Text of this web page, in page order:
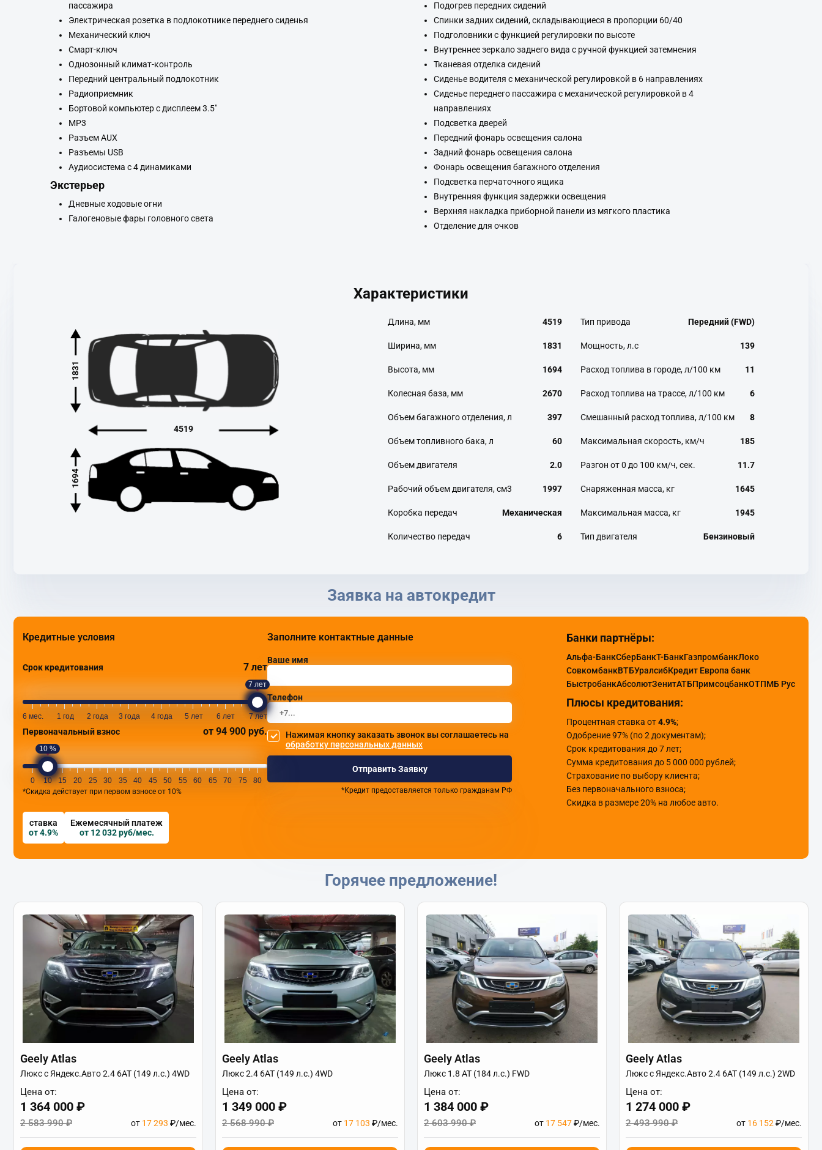
пассажира
Электрическая розетка в подлокотнике переднего сиденья
Механический ключ
Смарт-ключ
Однозонный климат-контроль
Передний центральный подлокотник
Радиоприемник
Бортовой компьютер с дисплеем 3.5"
MP3
Разъем AUX
Разъемы USB
Аудиосистема с 4 динамиками
Экстерьер
Дневные ходовые огни
Галогеновые фары головного света
Подогрев передних сидений
Спинки задних сидений, складывающиеся в пропорции 60/40
Подголовники с функцией регулировки по высоте
Внутреннее зеркало заднего вида с ручной функцией затемнения
Тканевая отделка сидений
Сиденье водителя с механической регулировкой в 6 направлениях
Сиденье переднего пассажира с механической регулировкой в 4
направлениях
Подсветка дверей
Передний фонарь освещения салона
Задний фонарь освещения салона
Фонарь освещения багажного отделения
Подсветка перчаточного ящика
Внутренняя функция задержки освещения
Верхняя накладка приборной панели из мягкого пластика
Отделение для очков
Характеристики
4519
1831
1694
Длина, мм
Ширина, мм
Высота, мм
Колесная база, мм
Объем багажного отделения, л
Объем топливного бака, л
Объем двигателя
Рабочий объем двигателя, см3
Коробка передач
Количество передач
4519
1831
1694
2670
397
60
2.0
1997
Механическая
6
Тип привода
Мощность, л.с
Расход топлива в городе, л/100 км
Расход топлива на трассе, л/100 км
Смешанный расход топлива, л/100 км
Максимальная скорость, км/ч
Разгон от 0 до 100 км/ч, сек.
Снаряженная масса, кг
Максимальная масса, кг
Тип двигателя
Передний (FWD)
139
11
6
8
185
11.7
1645
1945
Бензиновый
Заявка на автокредит
Кредитные условия
Срок кредитования 7 лет
7 лет
6 мес. 1 год 2 года 3 года 4 года 5 лет 6 лет 7 лет
Первоначальный взнос от 94 900 руб.
10 %
0 10 15 20 25 30 35 40 45 50 55 60 65 70 75
80
*Скидка действует при первом взносе от 10%
ставка
от 4.9%
Ежемесячный платеж
от 12 032 руб/мес.
Заполните контактные данные
Ваше имя
Телефон
Нажимая кнопку заказать звонок вы соглашаетесь на
обработку персональных данных
Отправить Заявку
*Кредит предоставляется только гражданам РФ
Банки партнёры:
Альфа-БанкСберБанкТ-БанкГазпромбанкЛоко
СовкомбанкВТБУралсибКредит Европа банк
БыстробанкАбсолютЗенитАТБПримсоцбанкОТПМБ Рус
Плюсы кредитования:
Процентная ставка от4.9%;
Одобрение 97% (по 2 документам);
Срок кредитования до 7 лет;
Сумма кредитования до 5 000 000 рублей;
Страхование по выбору клиента;
Без первоначального взноса;
Скидка в размере 20% на любое авто.
Горячее предложение!
Geely Atlas
Люкс с Яндекс.Авто 2.4 6АТ (149 л.с.) 4WD
Цена от:
1 364 000 ₽
2 583 990 ₽ от 17 293 ₽/мес.
Geely Atlas
Люкс 2.4 6АТ (149 л.с.) 4WD
Цена от:
1 349 000 ₽
2 568 990 ₽ от 17 103 ₽/мес.
Geely Atlas
Люкс 1.8 AT (184 л.с.) FWD
Цена от:
1 384 000 ₽
2 603 990 ₽ от 17 547₽/мес.
Geely Atlas
Люкс с Яндекс.Авто 2.4 6АТ (149 л.с.) 2WD
Цена от:
1 274 000 ₽
2 493 990 ₽ от 16 152 ₽/мес.